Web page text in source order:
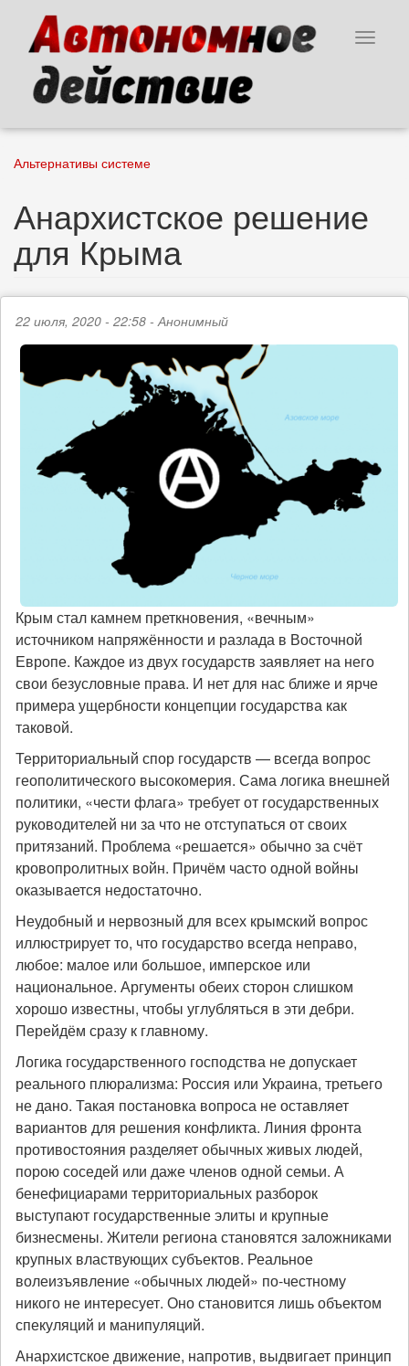
основному
содержанию
Toggle
Альтернативы системе
Анархистское решение
для Крыма
22 июля, 2020 - 22:58 -Анонимный
Крым стал камнем преткновения, «вечным»
источником напряжённости и разлада в Восточной
Европе. Каждое из двух государств заявляет на него
свои безусловные права. И нет для нас ближе и ярче
примера ущербности концепции государства как
таковой.
Территориальный спор государств — всегда вопрос
геополитического высокомерия. Сама логика внешней
политики, «чести флага» требует от государственных
руководителей ни за что не отступаться от своих
притязаний. Проблема «решается» обычно за счёт
кровопролитных войн. Причём часто одной войны
оказывается недостаточно.
Неудобный и нервозный для всех крымский вопрос
иллюстрирует то, что государство всегда неправо,
любое: малое или большое, имперское или
национальное. Аргументы обеих сторон слишком
хорошо известны, чтобы углубляться в эти дебри.
Перейдём сразу к главному.
Логика государственного господства не допускает
реального плюрализма: Россия или Украина, третьего
не дано. Такая постановка вопроса не оставляет
вариантов для решения конфликта. Линия фронта
противостояния разделяет обычных живых людей,
порою соседей или даже членов одной семьи. А
бенефициарами территориальных разборок
выступают государственные элиты и крупные
бизнесмены. Жители региона становятся заложниками
крупных властвующих субъектов. Реальное
волеизъявление «обычных людей» по-честному
никого не интересует. Оно становится лишь объектом
спекуляций и манипуляций.
Анархистское движение, напротив, выдвигает принцип